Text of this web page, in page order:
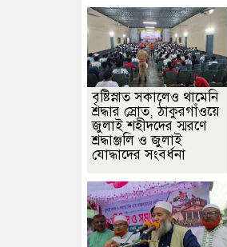
বৃষ্টিস্নাত সকালেও থামেনি
শ্রদ্ধার স্রোত, ঠাকুরগাঁওয়ে
জুলাই শহীদদের স্মরণে
শ্রদ্ধাঞ্জলি ও জুলাই
যোদ্ধাদের সংবর্ধনা